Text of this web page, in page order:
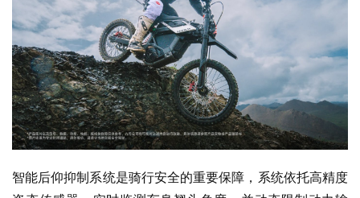
车辆提供四段模拟动力模式，分别对应150cc、200cc、
350cc以及Beast极致模式，可匹配不同骑行水平与使用场
景。新手能够从温和的低功率模式起步，逐步适应车辆性
能。